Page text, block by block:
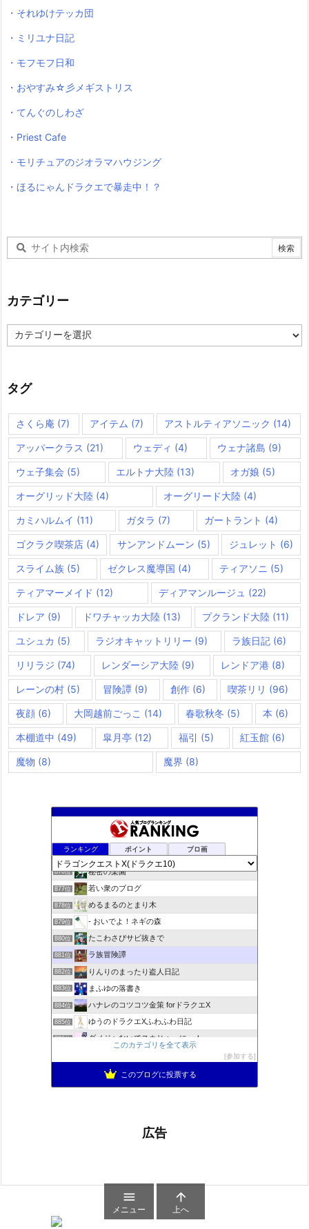
・それゆけテッカ団
・ミリユナ日記
・モフモフ日和
・おやすみ☆彡メギストリス
・てんぐのしわざ
・Priest Cafe
・モリチュアのジオラマハウジング
・ほるにゃんドラクエで暴走中！？
カテゴリー
テ
ー
タグ
さくら庵 (7) アイテム (7) アストルティアソニック (14)
アッパークラス (21) ウェディ (4) ウェナ諸島 (9)
ウェ子集会 (5) エルトナ大陸 (13) オガ娘 (5)
オーグリッド大陸 (4) オーグリード大陸 (4)
カミハルムイ (11) ガタラ (7) ガートラント (4)
ゴクラク喫茶店 (4) サンアンドムーン (5) ジュレット (6)
スライム族 (5) ゼクレス魔導国 (4) ティアソニ (5)
ティアマーメイド (12) ディアマンルージュ (22)
ドレア (9) ドワチャッカ大陸(13) プクランド大陸 (11)
ユシュカ (5) ラジオキャットリリー (9) ラ族日記 (6)
リリラジ (74) レンダーシア大陸 (9) レンドア港 (8)
レーンの村 (5) 冒険譚(9) 創作(6) 喫茶リリ (96)
夜顔 (6) 大岡越前ごっこ (14) 春歌秋冬 (5) 本 (6)
本棚道中 (49) 皐月亭 (12) 福引 (5) 紅玉館(6)
魔物 (8) 魔界 (8)
ランキング ポイント ブロ画
夢路電信草紙
875位 ドラクエＸプラス
876位 秘密の楽園
877位 若い衆のブログ
878位 めるまるのとまり木
879位 - おいでよ！ネギの森
880位 たこわさびサビ抜きで
881位 ラ族冒険譚
882位 りんりのまったり盗人日記
883位 まふゆの落書き
884位 ハナレのコツコツ金策 forドラクエX
885位 ゆうのドラクエXふわふわ日記
886位 ダメジャないでスカじゃーにー！
ドラクエ10 ぱふぱふ日記
このカテゴリを全て表示
参加する
このブログに投票する
広告

メニュー

上へ